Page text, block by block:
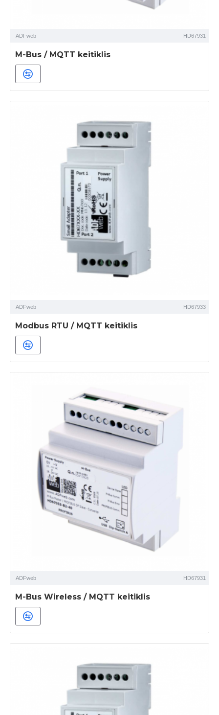
ADFweb HD67931
M-Bus / MQTT keitiklis
ADFweb HD67933
Modbus RTU / MQTT keitiklis
ADFweb HD67931
M-Bus Wireless / MQTT keitiklis